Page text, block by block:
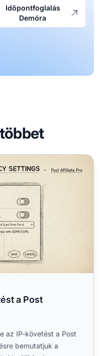
Időpontfoglalás
Demóra
Affiliate Pro-ban?
a Post
az IP-követést a Post
bemutatjuk a